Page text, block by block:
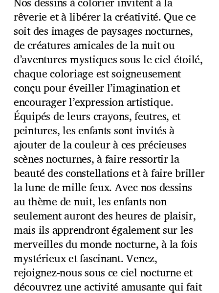
rêverie et à libérer la créativité. Que ce
soit des images de paysages nocturnes,
de créatures amicales de la nuit ou
d’aventures mystiques sous le ciel étoilé,
chaque coloriage est soigneusement
conçu pour éveiller l’imagination et
encourager l’expression artistique.
Équipés de leurs crayons, feutres, et
peintures, les enfants sont invités à
ajouter de la couleur à ces précieuses
scènes nocturnes, à faire ressortir la
beauté des constellations et à faire briller
la lune de mille feux. Avec nos dessins
au thème de nuit, les enfants non
seulement auront des heures de plaisir,
mais ils apprendront également sur les
merveilles du monde nocturne, à la fois
mystérieux et fascinant. Venez,
rejoignez-nous sous ce ciel nocturne et
découvrez une activité amusante qui fait